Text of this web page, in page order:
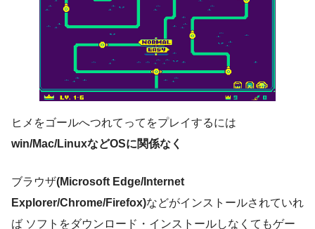
ヒメをゴールへつれてってをプレイするには
win/Mac/LinuxなどOSに関係なく
ブラウザ(Microsoft Edge/Internet
Explorer/Chrome/Firefox)などがインストールされていれ
ば ソフトをダウンロード・インストールしなくてもゲー